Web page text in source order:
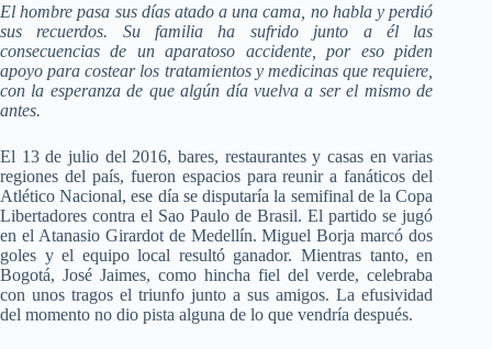
El hombre pasa sus días atado a una cama, no habla y perdió
sus recuerdos. Su familia ha sufrido junto a él las
consecuencias de un aparatoso accidente, por eso piden
apoyo para costear los tratamientos y medicinas que requiere,
con la esperanza de que algún día vuelva a ser el mismo de
antes.
El 13 de julio del 2016, bares, restaurantes y casas en varias
regiones del país, fueron espacios para reunir a fanáticos del
Atlético Nacional, ese día se disputaría la semifinal de la Copa
Libertadores contra el Sao Paulo de Brasil. El partido se jugó
en el Atanasio Girardot de Medellín. Miguel Borja marcó dos
goles y el equipo local resultó ganador. Mientras tanto, en
Bogotá, José Jaimes, como hincha fiel del verde, celebraba
con unos tragos el triunfo junto a sus amigos. La efusividad
del momento no dio pista alguna de lo que vendría después.